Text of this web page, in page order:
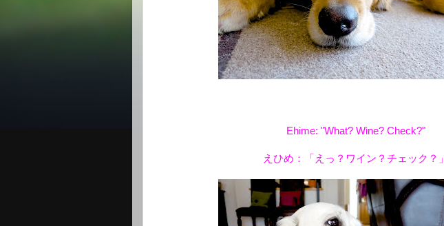
Ehime: "What? Wine? Check?"
えひめ：「えっ？ワイン？チェック？」